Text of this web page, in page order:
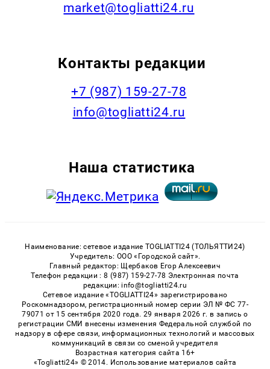
market@togliatti24.ru
Контакты редакции
+7 (987) 159-27-78
info@togliatti24.ru
Наша статистика
Наименование: сетевое издание TOGLIATTI24 (ТОЛЬЯТТИ24)
Учредитель: ООО «Городской сайт».
Главный редактор: Щербаков Егор Алексеевич
Телефон редакции : 8 (987) 159-27-78 Электронная почта
редакции: info@togliatti24.ru
Сетевое издание «TOGLIATTI24» зарегистрировано
Роскомнадзором, регистрационный номер серии ЭЛ № ФС 77-
79071 от 15 сентября 2020 года. 29 января 2026 г. в запись о
регистрации СМИ внесены изменения Федеральной службой по
надзору в сфере связи, информационных технологий и массовых
коммуникаций в связи со сменой учредителя
Возрастная категория сайта 16+
«Togliatti24» © 2014. Использование материалов сайта